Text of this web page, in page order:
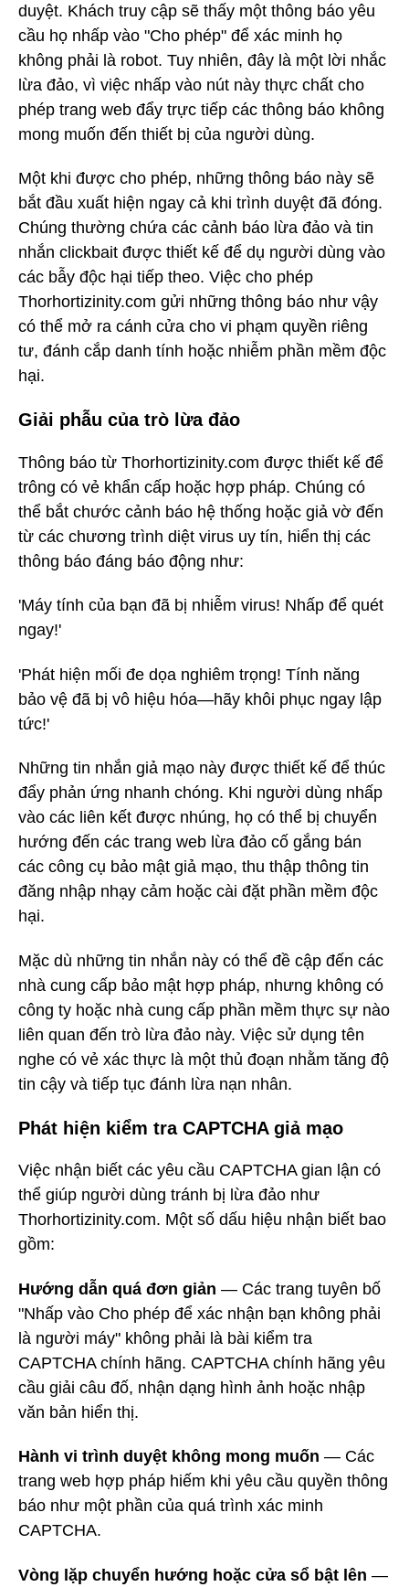
duyệt. Khách truy cập sẽ thấy một thông báo yêu
cầu họ nhấp vào "Cho phép" để xác minh họ
không phải là robot. Tuy nhiên, đây là một lời nhắc
lừa đảo, vì việc nhấp vào nút này thực chất cho
phép trang web đẩy trực tiếp các thông báo không
mong muốn đến thiết bị của người dùng.
Một khi được cho phép, những thông báo này sẽ
bắt đầu xuất hiện ngay cả khi trình duyệt đã đóng.
Chúng thường chứa các cảnh báo lừa đảo và tin
nhắn clickbait được thiết kế để dụ người dùng vào
các bẫy độc hại tiếp theo. Việc cho phép
Thorhortizinity.com gửi những thông báo như vậy
có thể mở ra cánh cửa cho vi phạm quyền riêng
tư, đánh cắp danh tính hoặc nhiễm phần mềm độc
hại.
Giải phẫu của trò lừa đảo
Thông báo từ Thorhortizinity.com được thiết kế để
trông có vẻ khẩn cấp hoặc hợp pháp. Chúng có
thể bắt chước cảnh báo hệ thống hoặc giả vờ đến
từ các chương trình diệt virus uy tín, hiển thị các
thông báo đáng báo động như:
'Máy tính của bạn đã bị nhiễm virus! Nhấp để quét
ngay!'
'Phát hiện mối đe dọa nghiêm trọng! Tính năng
bảo vệ đã bị vô hiệu hóa—hãy khôi phục ngay lập
tức!'
Những tin nhắn giả mạo này được thiết kế để thúc
đẩy phản ứng nhanh chóng. Khi người dùng nhấp
vào các liên kết được nhúng, họ có thể bị chuyển
hướng đến các trang web lừa đảo cố gắng bán
các công cụ bảo mật giả mạo, thu thập thông tin
đăng nhập nhạy cảm hoặc cài đặt phần mềm độc
hại.
Mặc dù những tin nhắn này có thể đề cập đến các
nhà cung cấp bảo mật hợp pháp, nhưng không có
công ty hoặc nhà cung cấp phần mềm thực sự nào
liên quan đến trò lừa đảo này. Việc sử dụng tên
nghe có vẻ xác thực là một thủ đoạn nhằm tăng độ
tin cậy và tiếp tục đánh lừa nạn nhân.
Phát hiện kiểm tra CAPTCHA giả mạo
Việc nhận biết các yêu cầu CAPTCHA gian lận có
thể giúp người dùng tránh bị lừa đảo như
Thorhortizinity.com. Một số dấu hiệu nhận biết bao
gồm:
Hướng dẫn quá đơn giản — Các trang tuyên bố
"Nhấp vào Cho phép để xác nhận bạn không phải
là người máy" không phải là bài kiểm tra
CAPTCHA chính hãng. CAPTCHA chính hãng yêu
cầu giải câu đố, nhận dạng hình ảnh hoặc nhập
văn bản hiển thị.
Hành vi trình duyệt không mong muốn — Các
trang web hợp pháp hiếm khi yêu cầu quyền thông
báo như một phần của quá trình xác minh
CAPTCHA.
Vòng lặp chuyển hướng hoặc cửa sổ bật lên —